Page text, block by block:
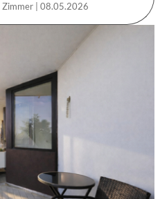
Zimmer |08.05.2026